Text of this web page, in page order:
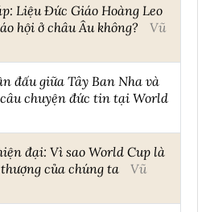
Liệu Đức Giáo Hoàng Leo
hội ở châu Âu không?
Vũ
đấu giữa Tây Ban Nha và
chuyện đức tin tại World
đại: Vì sao World Cup là
của chúng ta
Vũ